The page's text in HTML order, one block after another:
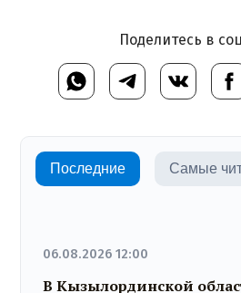
Поделитесь в
Последние Самые
06.08.2026 12:00
В Кызылординской